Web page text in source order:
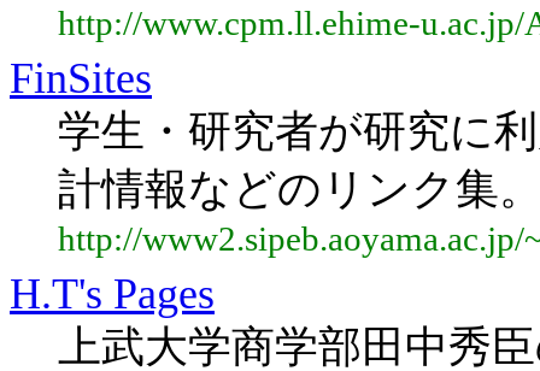
http://www.cpm.ll.ehime-u.ac.jp/
FinSites
学生・研究者が研究に
計情報などのリンク集
http://
H.T's Pages
上武大学商学部田中秀